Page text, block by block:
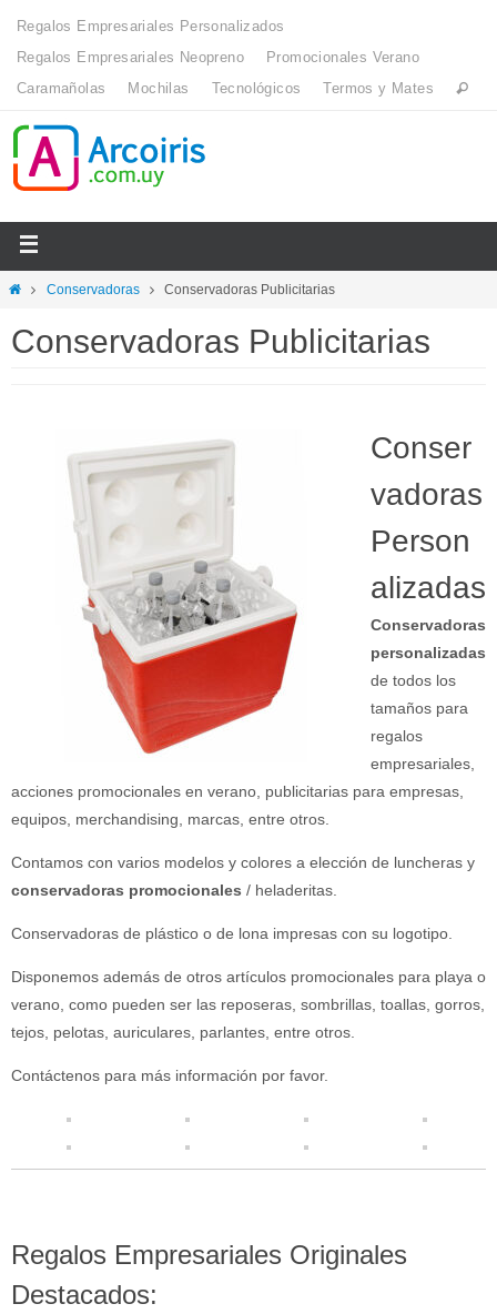
Regalos Empresariales Personalizados
Regalos Empresariales Neopreno
Promocionales Verano
Caramañolas
Mochilas Tecnológicos Termos y Mates
Conservadoras Conservadoras Publicitarias
Conservadoras Publicitarias
Conser
vadoras
Person
alizadas
Conservadoras
personalizadas
de todos los
tamaños para
regalos
empresariales,
acciones promocionales en verano, publicitarias para empresas,
equipos, merchandising, marcas, entre otros.
Contamos con varios modelos y colores a elección de luncheras y
conservadoras promocionales / heladeritas.
Conservadoras de plástico o de lona impresas con su logotipo.
Disponemos además de otros artículos promocionales para playa o
verano, como pueden ser las reposeras, sombrillas, toallas, gorros,
tejos, pelotas, auriculares, parlantes, entre otros.
Contáctenos para más información por favor.
Regalos Empresariales Originales
Destacados: